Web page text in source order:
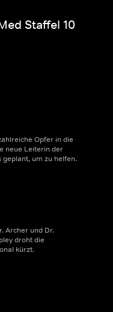
Staffel 10
Opfer in die
neue Leiterin der
um zu helfen.
Archer und Dr.
droht die
kürzt.